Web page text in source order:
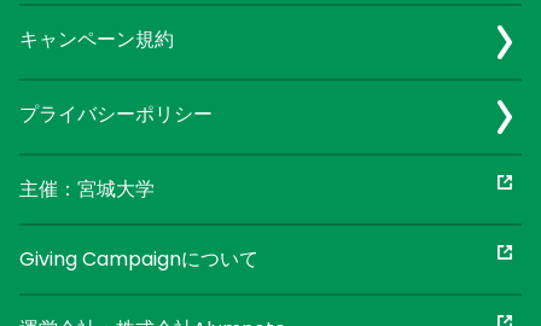
キャンペーン規約
プライバシーポリシー
主催：宮城大学
Giving Campaignについて